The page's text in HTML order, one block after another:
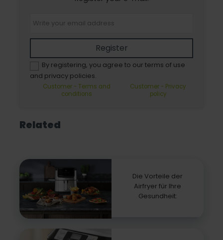
Register
By registering, you agree to our terms of use
and privacy policies.
Customer - Terms and
conditions
Customer - Privacy
policy
Related
Die Vorteile der
Airfryer für Ihre
Gesundheit: